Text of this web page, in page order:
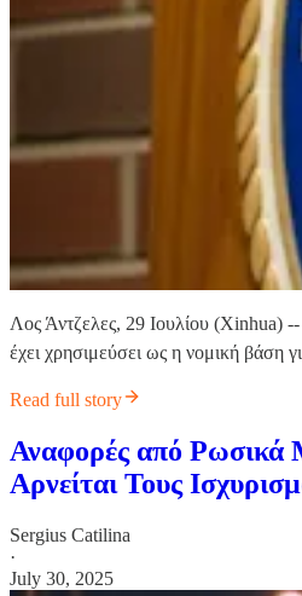
Λος Άντζελες, 29 Ιουλίου (Xinhua)
έχει χρησιμεύσει ως η νομική βάση
Read full story
Αναφορές από Ρωσικά
Αρνείται Τους
Sergius Catilina
·
July 30, 2025